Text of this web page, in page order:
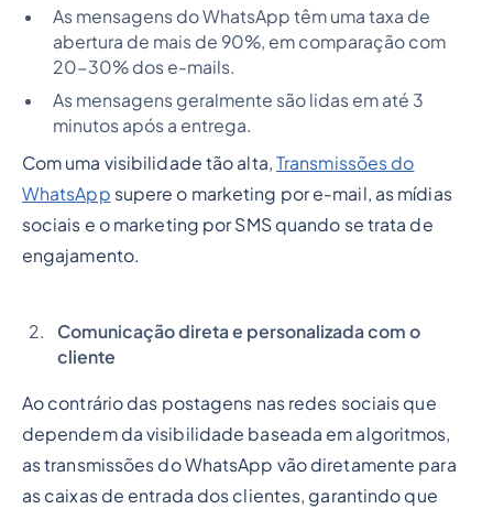
As mensagens do WhatsApp têm uma taxa de
abertura de mais de 90%, em comparação com
20-30% dos e-mails.
As mensagens geralmente são lidas em até 3
minutos após a entrega.
Com uma visibilidade tão alta, Transmissões do
WhatsApp supere o marketing por e-mail, as mídias
sociais e o marketing por SMS quando se trata de
engajamento.
Comunicação direta e personalizada com o
cliente
Ao contrário das postagens nas redes sociais que
dependem da visibilidade baseada em algoritmos,
as transmissões do WhatsApp vão diretamente para
as caixas de entrada dos clientes, garantindo que